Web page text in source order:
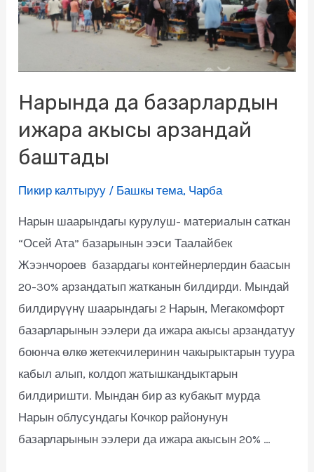
Нарында да базарлардын
ижара акысы арзандай
баштады
Пикир калтыруу / Башкы тема, Чарба
Нарын шаарындагы курулуш- материалын саткан
“Осей Ата” базарынын ээси Таалайбек
Жээнчороев базардагы контейнерлердин баасын
20-30% арзандатып жатканын билдирди. Мындай
билдирүүнү шаарындагы 2 Нарын, Мегакомфорт
базарларынын ээлери да ижара акысы арзандатуу
боюнча өлкө жетекчилеринин чакырыктарын туура
кабыл алып, колдоп жатышкандыктарын
билдиришти. Мындан бир аз кубакыт мурда
Нарын облусундагы Кочкор районунун
базарларынын ээлери да ижара акысын 20% …